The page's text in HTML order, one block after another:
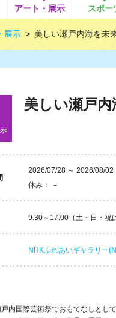
アート・展示 スポー
展示 美しい瀬戸内海を未
美しい瀬戸内
2026/07/28 ～ 2026/08/02
休み： －
9:30～17:00（土・日・祝
NHKふれあいギャラリー
内国際芸術祭でおもてなしとし